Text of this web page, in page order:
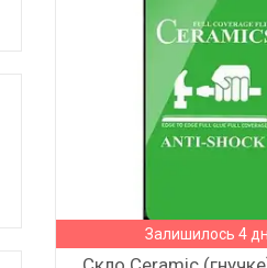
Залишилось 4